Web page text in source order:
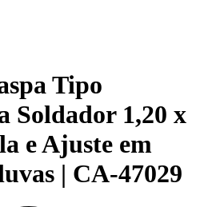
Tipo
Soldador 1,20 x
e Ajuste em
| CA-47029